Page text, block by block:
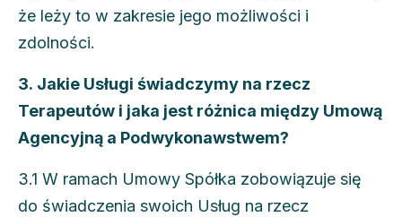
że leży to w zakresie jego możliwości i
zdolności.
3. Jakie Usługi świadczymy na rzecz
Terapeutów i jaka jest różnica między Umową
Agencyjną a Podwykonawstwem?
3.1 W ramach Umowy Spółka zobowiązuje się
do świadczenia swoich Usług na rzecz